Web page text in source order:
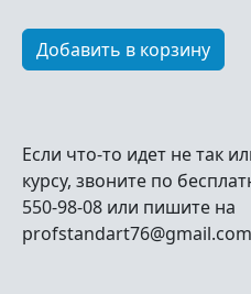
Если что-то идет не так
курсу, звоните по
550-98-08 или пишите на